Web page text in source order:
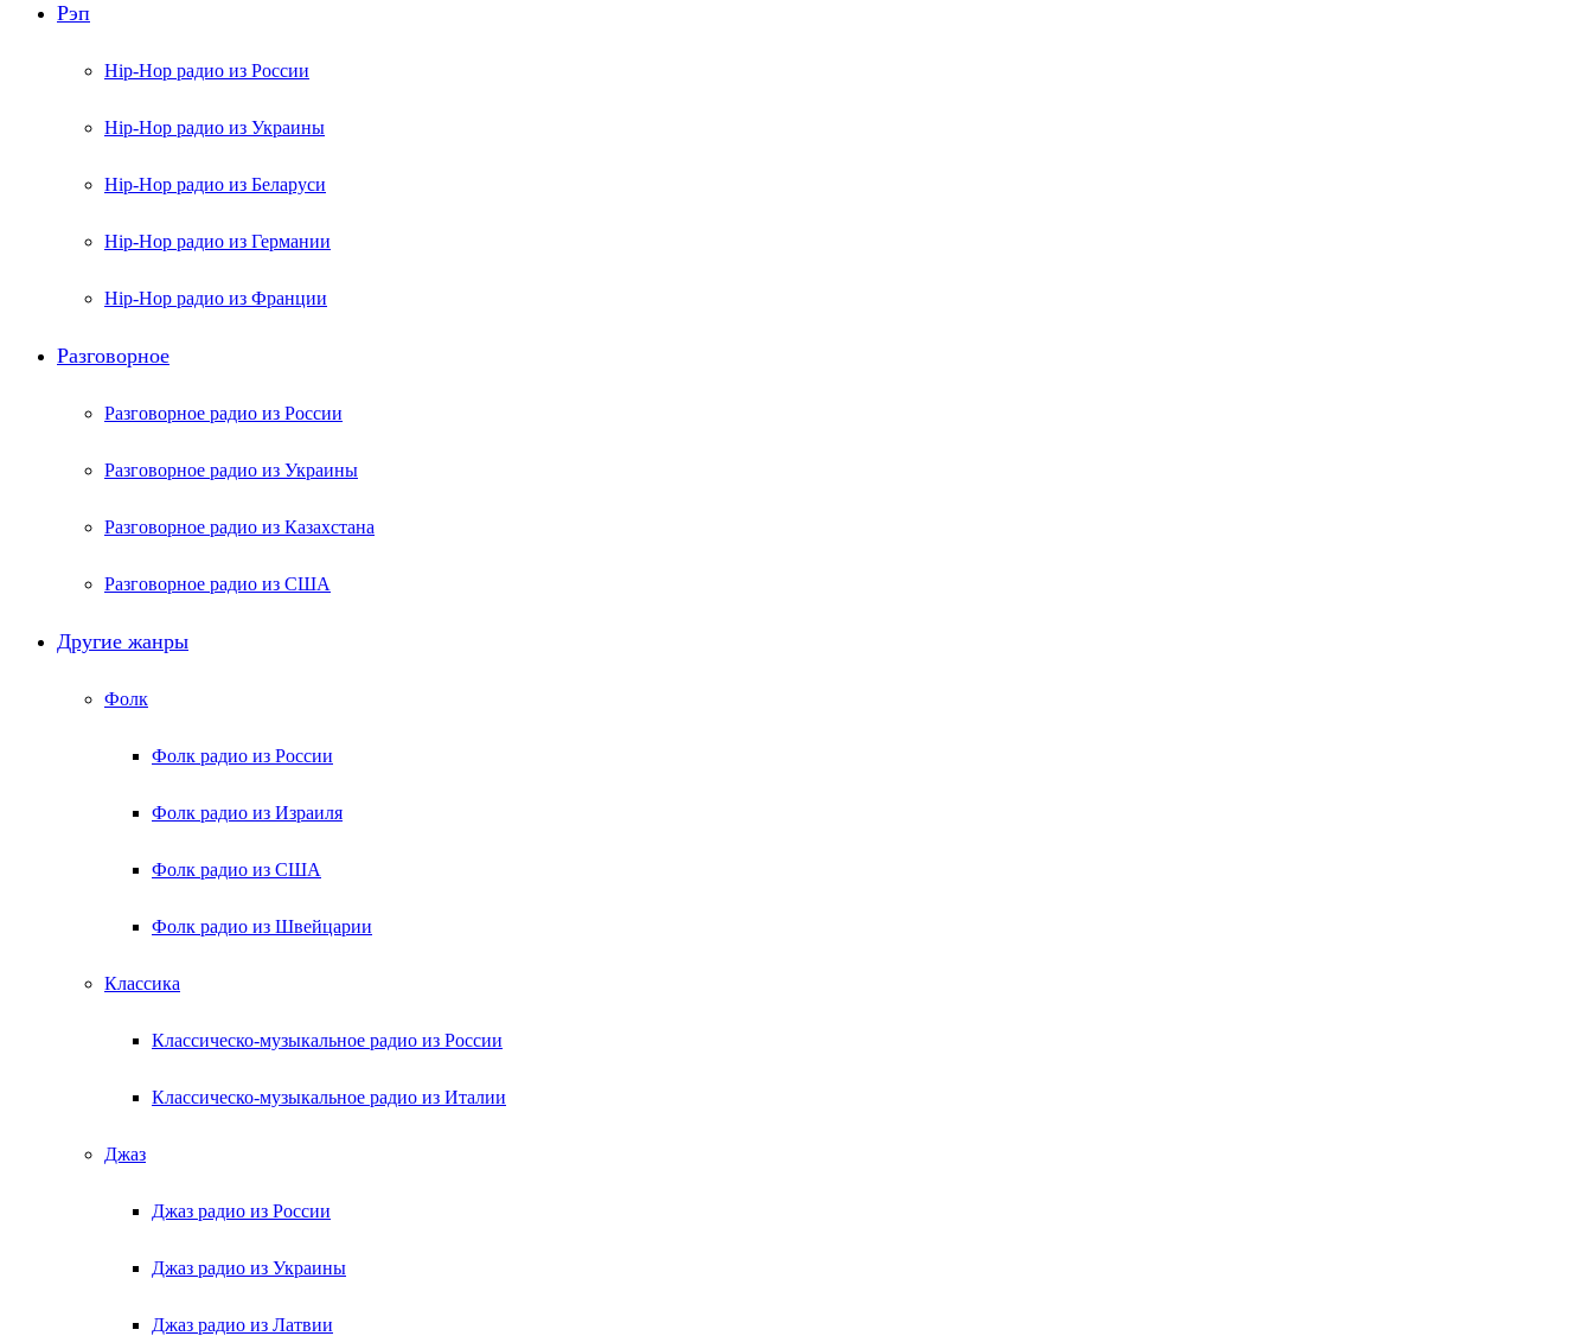
Рэп
Hip-Hop радио из России
Hip-Hop радио из Украины
Hip-Hop радио из Беларуси
Hip-Hop радио из Германии
Hip-Hop радио из Франции
Разговорное
Разговорное радио из России
Разговорное радио из Украины
Разговорное радио из Казахстана
Разговорное радио из США
Другие жанры
Фолк
Фолк радио из России
Фолк радио из Израиля
Фолк радио из США
Фолк радио из Швейцарии
Классика
Классическо-музыкальное радио из России
Классическо-музыкальное радио из Италии
Джаз
Джаз радио из России
Джаз радио из Украины
Джаз радио из Латвии